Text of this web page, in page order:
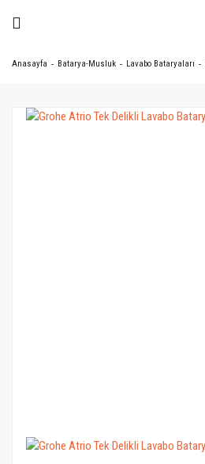
Anasayfa Batarya-Musluk Lavabo Bataryaları